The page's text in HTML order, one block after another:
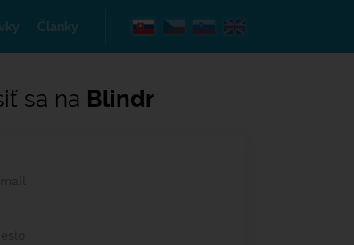
Články
sa na Blindr